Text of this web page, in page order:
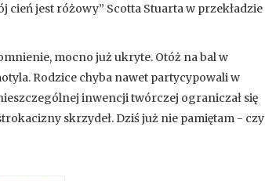
cień jest różowy” Scotta Stuarta w przekładzie
mocno już ukryte. Otóż na bal w
Rodzice chyba nawet partycypowali w
inwencji twórczej ograniczał się
skrzydeł. Dziś już nie pamiętam - czy